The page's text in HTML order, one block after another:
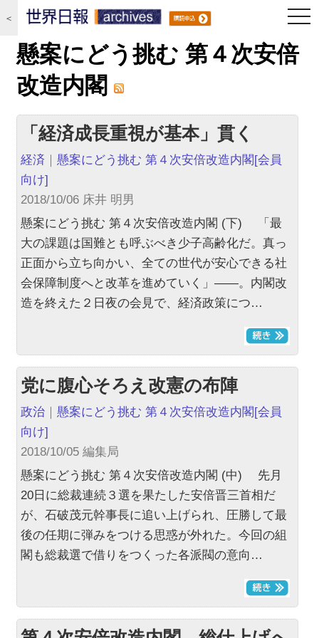
＜
懸案にどう挑む 第４次安倍
改造内閣
「経済成長重視が基本」貫く
経済 ｜懸案にどう挑む 第４次安倍改造内閣[会員
向け]
2018/10/06 床井 明男
懸案にどう挑む 第４次安倍改造内閣 (下) 「最
大の課題は国難とも呼ぶべき少子高齢化だ。真っ
正面から立ち向かい、全ての世代が安心できる社
会保障制度へと改革を進めていく」――。内閣改
造を終えた２日夜の会見で、経済政策につ…
党に腹心そろえ改憲の布陣
政治 ｜懸案にどう挑む 第４次安倍改造内閣[会員
向け]
2018/10/05 編集局
懸案にどう挑む 第４次安倍改造内閣 (中) 先月
20日に総裁連続３選を果たした安倍晋三首相だ
が、石破茂元幹事長に追い上げられ、圧勝して最
後の任期に弾みをつける思惑が外れた。今回の組
閣も総裁選で借りをつくった各派閥の意向…